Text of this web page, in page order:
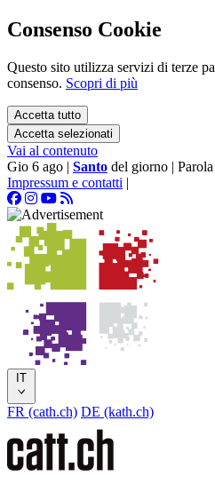
Consenso Cookie
Questo sito utilizza servizi di terze
consenso. Scopri di più
Accetta tutto
Accetta selezionati
Vai al contenuto
Gio 6 ago | Santo del giorno |
Impressum e contatti |
IT
FR (cath.ch) DE (kath.ch)